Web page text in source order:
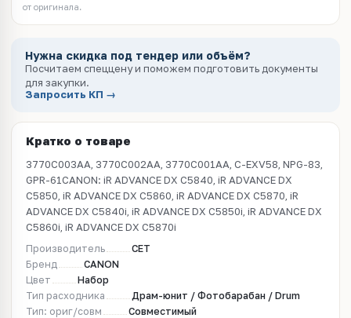
от оригинала.
Нужна скидка под тендер или объём?
Посчитаем спеццену и поможем подготовить документы
для закупки.
Запросить КП →
Кратко о товаре
3770C003AA, 3770C002AA, 3770C001AA, C-EXV58, NPG-83,
GPR-61CANON: iR ADVANCE DX C5840, iR ADVANCE DX
C5850, iR ADVANCE DX C5860, iR ADVANCE DX C5870, iR
ADVANCE DX C5840i, iR ADVANCE DX C5850i, iR ADVANCE DX
C5860i, iR ADVANCE DX C5870i
Производитель
CET
Бренд
CANON
Цвет
Набор
Тип расходника
Драм-юнит / Фотобарабан / Drum
Тип: ориг/совм
Совместимый